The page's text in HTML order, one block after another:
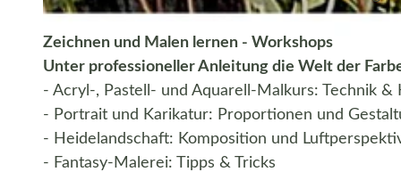
© PROART-ATELIER-GALERIE
Zeichnen und Malen lernen - Workshops
Unter professioneller Anleitung die Welt der
- Acryl-, Pastell- und Aquarell-Malkurs: Technik &
- Portrait und Karikatur: Proportionen und
- Heidelandschaft: Komposition und
- Fantasy-Malerei: Tipps & Tricks